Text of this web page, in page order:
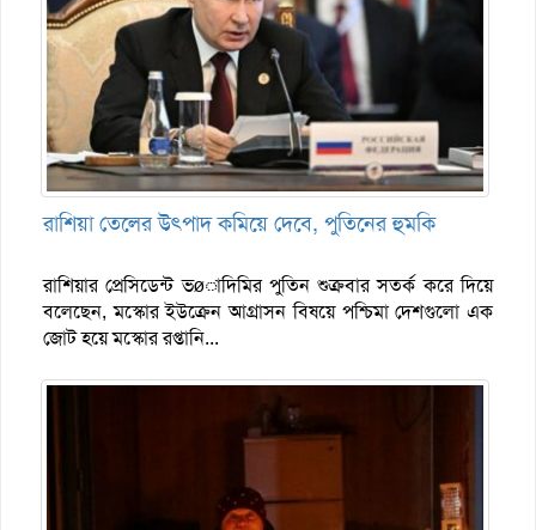
রাশিয়া তেলের উৎপাদ কমিয়ে দেবে, পুতিনের হুমকি
রাশিয়ার প্রেসিডেন্ট ভøাদিমির পুতিন শুক্রবার সতর্ক করে দিয়ে
বলেছেন, মস্কোর ইউক্রেন আগ্রাসন বিষয়ে পশ্চিমা দেশগুলো এক
জোট হয়ে মস্কোর রপ্তানি...